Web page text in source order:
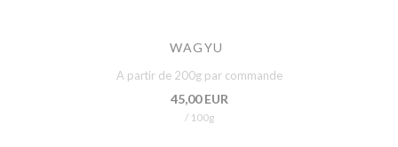
WAGYU
A partir de 200g par commande
45,00 EUR
/ 100g